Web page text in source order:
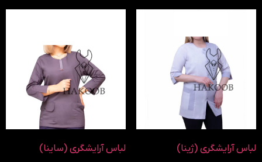
لباس آرایشگری (ژینا) لباس آرایشگری (ساینا)